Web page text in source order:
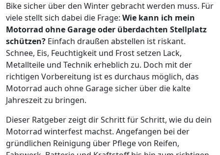
Bike sicher über den Winter gebracht werden muss. Für
viele stellt sich dabei die Frage: Wie kann ich mein
Motorrad ohne Garage oder überdachten Stellplatz
schützen? Einfach draußen abstellen ist riskant.
Schnee, Eis, Feuchtigkeit und Frost setzen Lack,
Metallteile und Technik erheblich zu. Doch mit der
richtigen Vorbereitung ist es durchaus möglich, das
Motorrad auch ohne Garage sicher über die kalte
Jahreszeit zu bringen.
Dieser Ratgeber zeigt dir Schritt für Schritt, wie du dein
Motorrad winterfest machst. Angefangen bei der
gründlichen Reinigung über Pflege von Reifen,